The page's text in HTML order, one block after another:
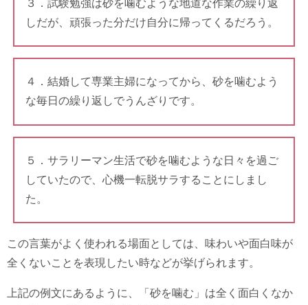
３．試験勉強は砂を噛むような地道な作業の繰り返
しだが、頑張った分だけ自分に帰ってくるだろう。
４．結婚して専業主婦になってから、砂を噛むよう
な毎日の繰り返しでうんざりです。
５．サラリーマン生活で砂を噛むような日々を過ご
していたので、心機一転脱サラすることにしまし
た。
この言葉がよく使われる場面としては、味わいや面白味が
全くないことを表現したい時などが挙げられます。
上記の例文にあるように、「砂を噛む」は全く面白くなか